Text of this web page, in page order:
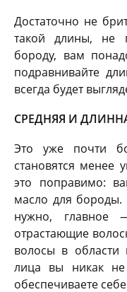
Достаточно не
такой длины, не
бороду, вам
подравнивайте
всегда будет
СРЕДНЯЯ И
Это уже почти
становятся менее
это поправимо:
масло для бороды.
нужно, главное
отрастающие
волосы в
лица вы никак не
обеспечиваете